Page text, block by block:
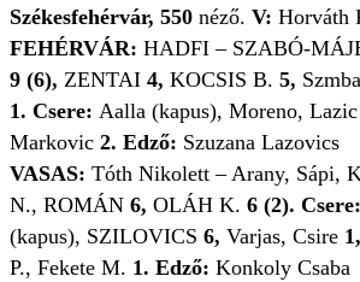
Székesfehérvár, 550 néző. V: Horváth
FEHÉRVÁR: HADFI – SZABÓ-
9 (6), ZENTAI 4, KOCSIS B. 5,
1. Csere: Aalla (kapus), Moreno, Lazic
Markovic 2. Edző: Szuzana Lazovics
VASAS: Tóth Nikolett – Arany, Sápi,
N., ROMÁN 6, OLÁH K. 6 (2). Csere:
(kapus), SZILOVICS 6, Varjas, Csire 1,
P., Fekete M. 1. Edző: Konkoly Csaba